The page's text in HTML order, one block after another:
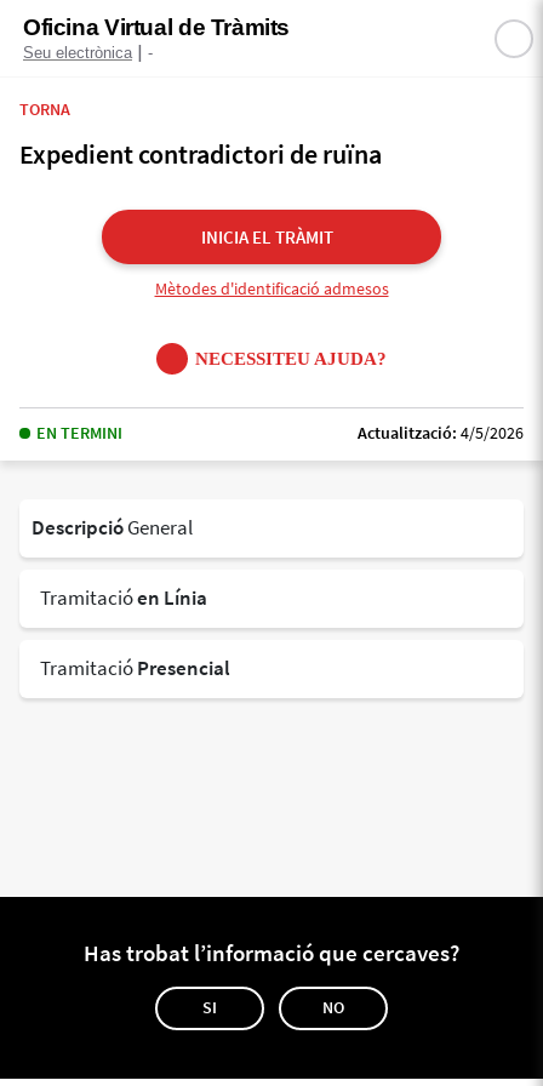
Oficina Virtual de Tràmits
Seu electrònica | -
TORNA
Expedient contradictori de ruïna
INICIA EL TRÀMIT
Mètodes d'identificació admesos
NECESSITEU AJUDA?
EN TERMINI Actualització: 4/5/2026
DescripcióGeneral
Tramitacióen Línia
TramitacióPresencial
Has trobat l’informació que cercaves?
SI NO